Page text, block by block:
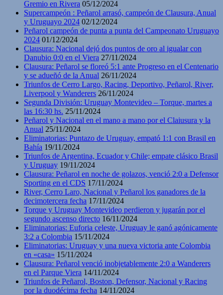
Gremio en Rivera 05/12/2024
Supercampeón : Peñarol arrasó, campeón de Clausura, Anual
y Uruguayo 2024 02/12/2024
Peñarol campeón de punta a punta del Campeonato Uruguayo
2024 01/12/2024
Clausura: Nacional dejó dos puntos de oro al igualar con
Danubio 0:0 en el Viera 27/11/2024
Clausura: Peñarol se floreó 5:1 ante Progreso en el Centenario
y se adueñó de la Anual 26/11/2024
Triunfos de Cerro Largo, Racing, Deportivo, Peñarol, River,
Liverpool y Wanderers 26/11/2024
Segunda División: Uruguay Montevideo – Torque, martes a
las 16:30 hs. 25/11/2024
Peñarol y Nacional en el mano a mano por el Claiusura y la
Anual 25/11/2024
Eliminatorias: Puntazo de Uruguay, empató 1:1 con Brasil en
Bahía 19/11/2024
Triunfos de Argentina, Ecuador y Chile; empate clásico Brasil
y Uruguay 19/11/2024
Clausura: Peñarol en noche de golazos, venció 2:0 a Defensor
Sporting en el CDS 17/11/2024
River, Cerro Laro, Nacional y Peñarol los ganadores de la
decimotercera fecha 17/11/2024
Torque y Uruguay Montevideo perdieron y jugarán por el
segundo ascenso directo 16/11/2024
Eliminatorias: Euforia celeste, Uruguay le ganó agónicamente
3:2 a Colombia 15/11/2024
Eliminatorias: Uruguay y una nueva victoria ante Colombia
en «casa» 15/11/2024
Clausura: Peñarol venció inobjetablemente 2:0 a Wanderers
en el Parque Viera 14/11/2024
Triunfos de Peñarol, Boston, Defensor, Nacional y Racing
por la duodécima fecha 14/11/2024